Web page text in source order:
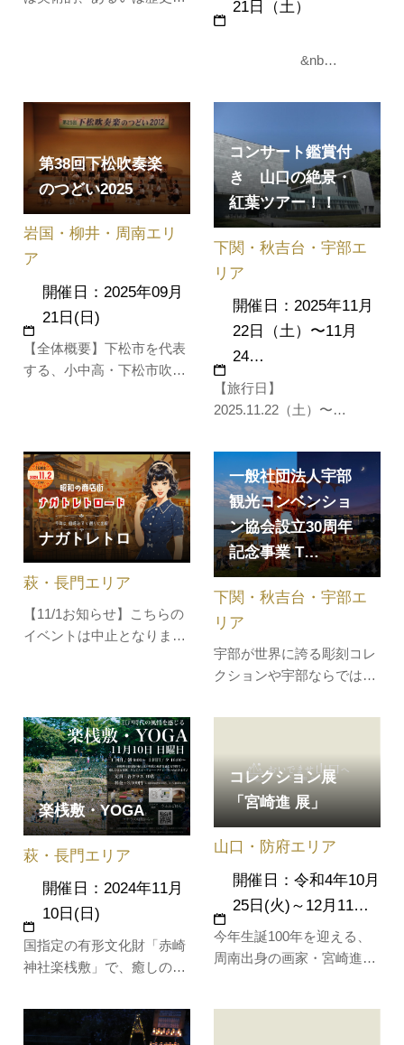
具を紹介する企画展です。
&nb…
21日（土）
第38回下松吹奏楽
のつどい2025
【全体概要】下松市を代表
する、小中高・下松市吹奏
岩国・柳井・周南エリ
ア
開催日：2025年09月
21日(日)
コンサート鑑賞付
き 山口の絶景・
紅葉ツアー！！
【旅行日】
2025.11.22（土）〜
賞の秋【プレコンサートイ
ベント】11月23日（日）
14:00～16:00あなたに贈
る、とっておきの映画音楽
映画製作にまつわるエピソ
ードを弁士の喋りに乗せ
画音楽で、お楽しみいただ
きます。出…
下関・秋吉台・宇部エ
リア
開催日：2025年11月
22日（土）〜11月
24…
ナガトレトロ
【11/1お知らせ】こちらの
イベントは中止となりまし
定で今年も開催されます。
今年は場所を移して仙崎・
みすゞ通りにナガトレトロ
ードが出現！露店、ステー
ジパフォーマンス、グルメ
スタンプ…
萩・長門エリア
一般社団法人宇部
観光コンベンショ
ン協会設立30周年
記念事業 T…
宇部が世界に誇る彫刻コレ
クションや宇部ならではの
トです。昼は日常の公園空
ライトアップすることで、
昼と夜で異なる魅力を演出
します。会場では「ときわ
公園音楽祭」、「TOKIWA
レイクサイドミュージッ
ク」などの音…
下関・秋吉台・宇部エ
リア
楽桟敷・YOGA
国指定の有形文化財「赤崎
神社楽桟敷」で、癒しのヨ
ガの後はキッチンカー「う
ふふごはん」特製のケーキ
萩・長門エリア
開催日：2024年11月
10日(日)
コレクション展
「宮崎進 展」
今年生誕100年を迎える、
周南出身の画家・宮崎進
山口・防府エリア
開催日：令和4年10月
25日(火)～12月11…